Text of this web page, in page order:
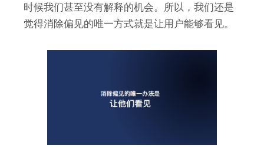
时候我们甚至没有解释的机会。所以，我们还是
觉得消除偏见的唯一方式就是让用户能够看见。